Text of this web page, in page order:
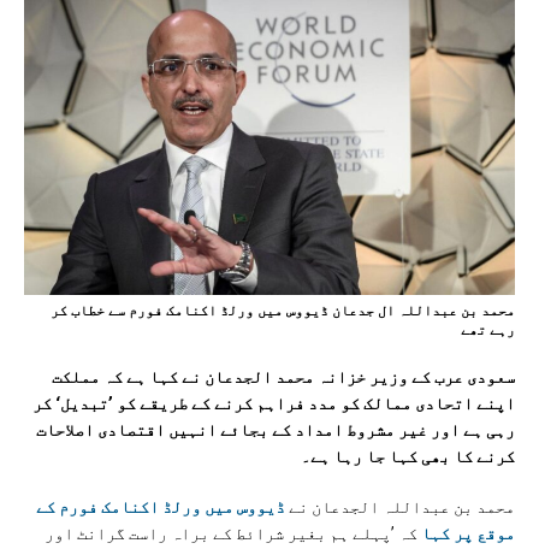
محمد بن عبداللہ ال جدعان ڈیووس میں ورلڈ اکنامک فورم سے خطاب کر
رہے تھے
سعودی عرب کے وزیر خزانہ محمد الجدعان نے کہا ہے کہ مملکت
اپنے اتحادی ممالک کو مدد فراہم کرنے کے طریقے کو ’تبدیل‘ کر
رہی ہے اور غیر مشروط امداد کے بجائے انہیں اقتصادی اصلاحات
کرنے کا بھی کہا جا رہا ہے۔
محمد بن عبداللہ الجدعان نے ڈیووس میں ورلڈ اکنامک فورم کے
موقع پر کہا کہ ’پہلے ہم بغیر شرائط کے براہ راست گرانٹ اور